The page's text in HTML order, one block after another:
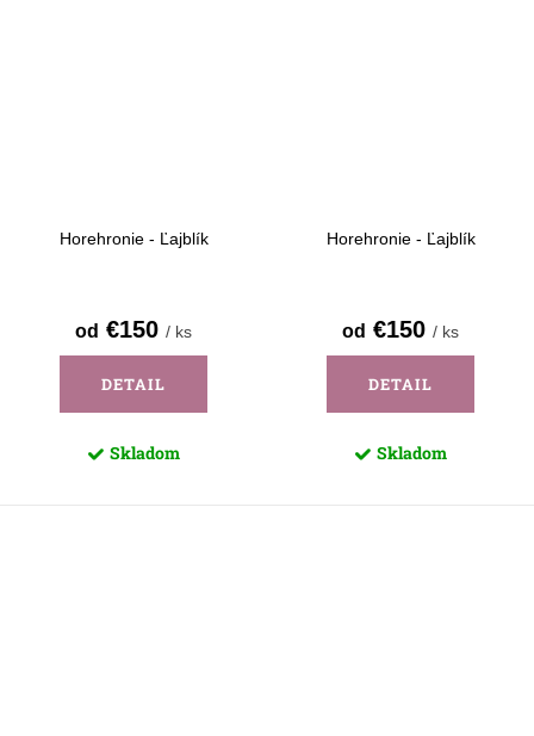
Horehronie - Ľajblík
od €150 / ks
DETAIL
Skladom
Horehronie - Ľajblík
od €150 / ks
DETAIL
Skladom